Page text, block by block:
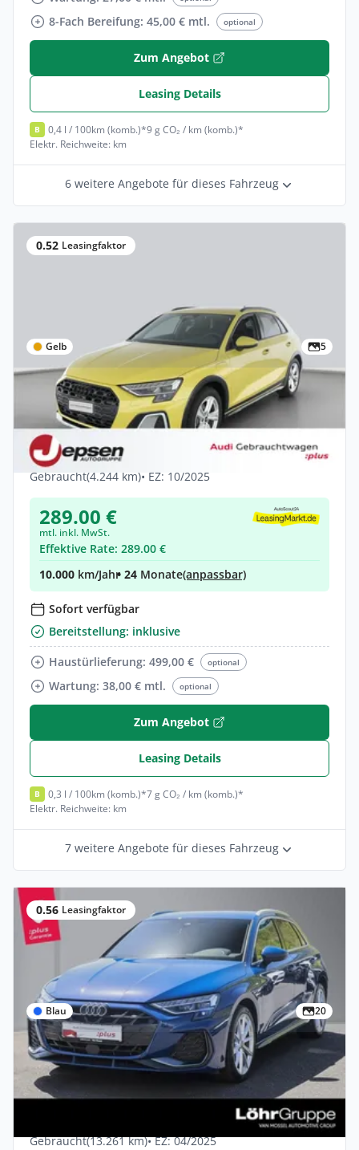
8-Fach Bereifung: 45,00 € mtl. optional
Zum Angebot
Leasing Details
B 0,4 l / 100km (komb.)*9 g CO₂ / km (komb.)*
Elektr. Reichweite: km
6 weitere Angebote für dieses Fahrzeug
0.52 Leasingfaktor
Gelb 5
Gewerbe & Privat
Audi A3 allstreet TFSI e S tr. LED 18 AHK
ACC 360 FLA
Hybrid •Automatik •
Gebraucht(4.244 km)• EZ: 10/2025
289.00 €
mtl. inkl. MwSt.
Effektive Rate: 289.00 €
10.000 km/Jahr• 24 Monate(anpassbar)
Sofort verfügbar
Bereitstellung: inklusive
Haustürlieferung: 499,00 €
optional
Wartung: 38,00 € mtl. optional
Zum Angebot
Leasing Details
B 0,3 l / 100km (komb.)*7 g CO₂ / km (komb.)*
Elektr. Reichweite: km
7 weitere Angebote für dieses Fahrzeug
0.56 Leasingfaktor
Blau 20
Privat & Gewerbe
Audi A3 Sportback 40 TFSI e S line AHK
ACC Kamera
Gebraucht(13.261 km)• EZ: 04/2025